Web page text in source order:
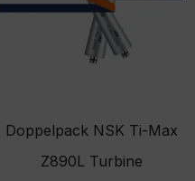
Doppelpack NSK Ti-Max
Z890L Turbine